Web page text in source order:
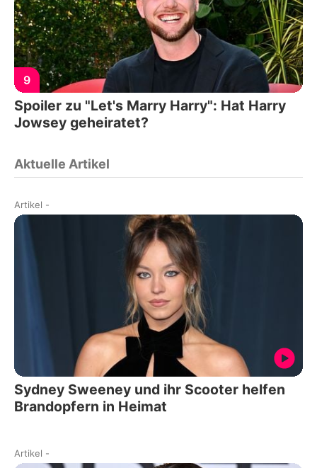
9
Spoiler zu "Let's Marry Harry": Hat Harry
Jowsey geheiratet?
Aktuelle Artikel
Artikel -
Sydney Sweeney und ihr Scooter helfen
Brandopfern in Heimat
Artikel -